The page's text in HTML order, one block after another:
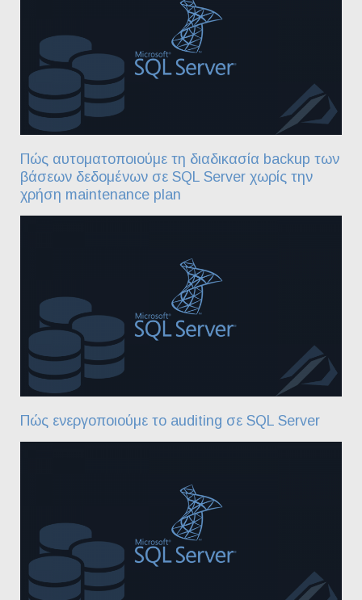
Πώς αυτοματοποιούμε τη διαδικασία backup των
βάσεων δεδομένων σε SQL Server χωρίς την
χρήση maintenance plan
Πώς ενεργοποιούμε το auditing σε SQL Server